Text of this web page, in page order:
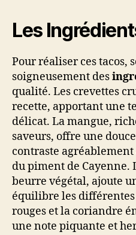
Les
Pour réaliser ces tacos,
soigneusement des
qualité. Les crevettes
recette, apportant une
délicat. La mangue,
saveurs, offre une
contraste
du piment de Cayenne.
beurre végétal, ajoute
équilibre les différentes
rouges et la coriandre
une note piquante et